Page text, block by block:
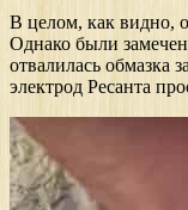
В целом, как видно,
Однако были
отвалилась обмазка
электрод Ресанта